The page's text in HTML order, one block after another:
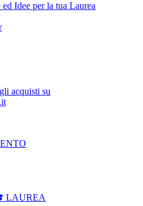
Idee per la tua Laurea
acquisti su
LAUREA